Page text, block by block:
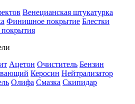
Венецианская штукатурка
Финишное покрытие Блестки
покрытия
Ацетон Очиститель Бензин
Керосин Нейтрализатор
Олифа Смазка Скипидар